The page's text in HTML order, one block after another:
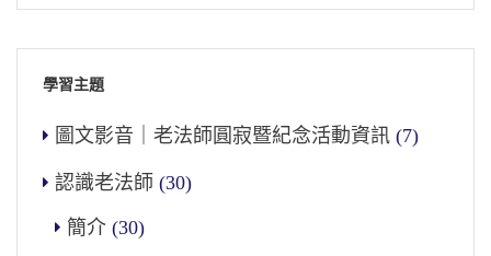
學習主題
圖文影音｜老法師圓寂暨紀念活動資訊 (7)
認識老法師 (30)
簡介 (30)